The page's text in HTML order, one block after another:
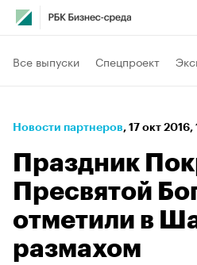
Все выпуски Спецпроект
Новости партнеров⁠, 17 окт 2016,
Праздник
Пресвятой
отметили в
размахом